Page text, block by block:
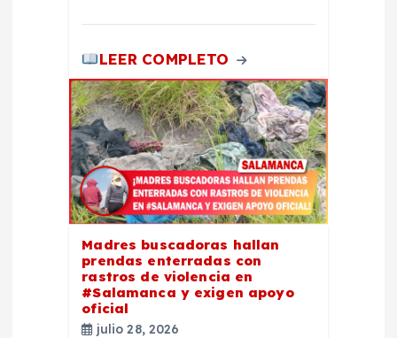
LEER COMPLETO
Madres buscadoras hallan
prendas enterradas con
rastros de violencia en
#Salamanca y exigen apoyo
oficial
julio 28, 2026